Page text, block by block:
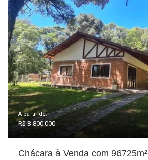
A partir de:
R$ 3.800.000
Chácara à Venda com 96725m²